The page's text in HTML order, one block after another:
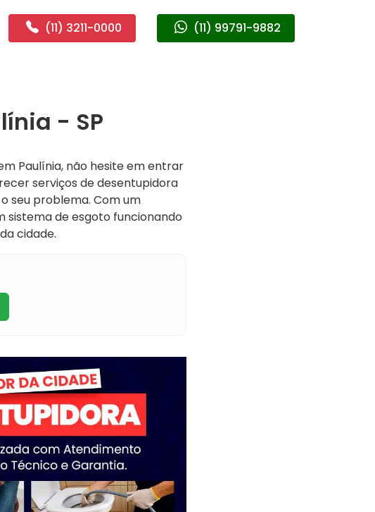
(11) 3211-0000 (11) 99791-9882
- SP
Paulínia, não hesite em entrar
serviços de desentupidora
seu problema. Com um
sistema de esgoto funcionando
cidade.